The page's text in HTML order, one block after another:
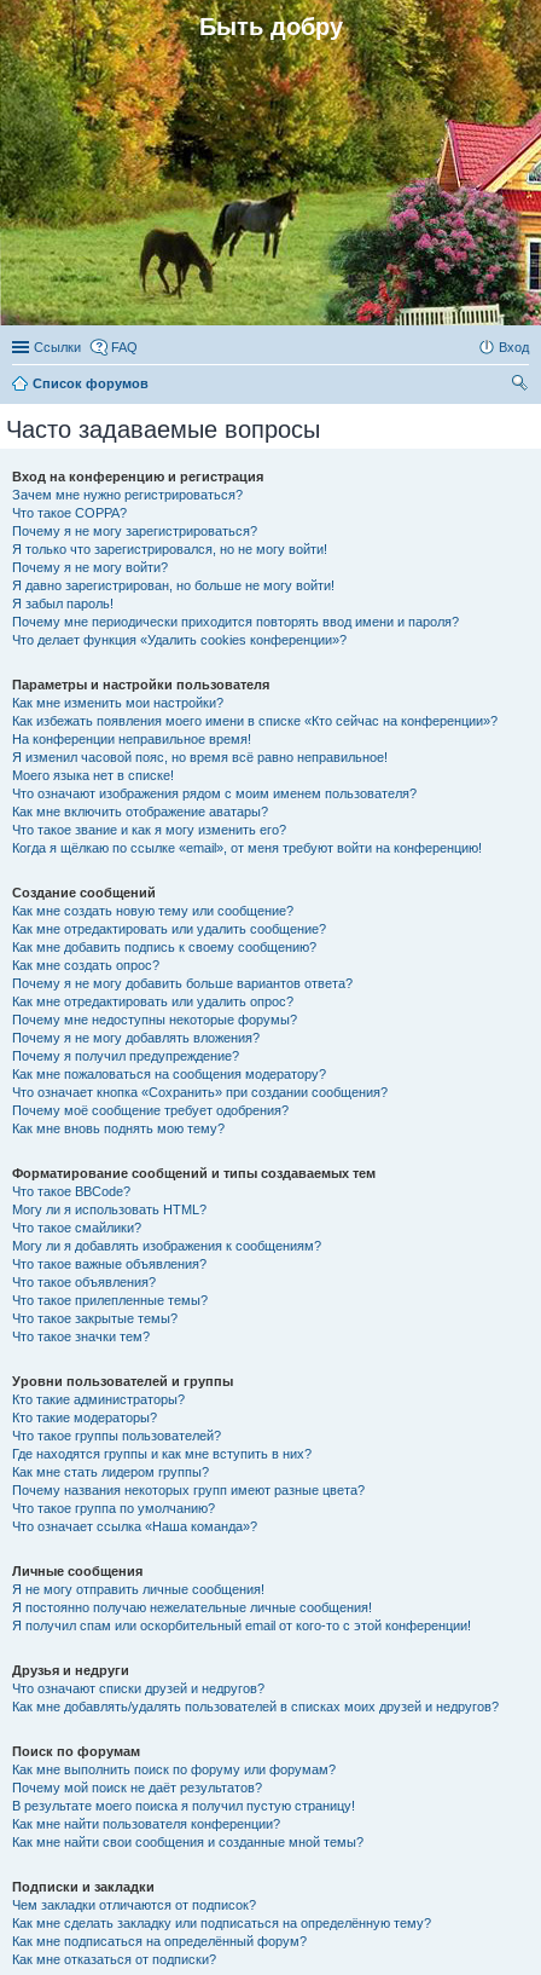
Быть добру
Ссылки FAQ Вход
Список форумов
Часто задаваемые вопросы
Вход на конференцию и регистрация
Зачем мне нужно регистрироваться?
Что такое COPPA?
Почему я не могу зарегистрироваться?
Я только что зарегистрировался, но не могу войти!
Почему я не могу войти?
Я давно зарегистрирован, но больше не могу войти!
Я забыл пароль!
Почему мне периодически приходится повторять ввод имени и пароля?
Что делает функция «Удалить cookies конференции»?
Параметры и настройки пользователя
Как мне изменить мои настройки?
Как избежать появления моего имени в списке «Кто сейчас на конференции»?
На конференции неправильное время!
Я изменил часовой пояс, но время всё равно неправильное!
Моего языка нет в списке!
Что означают изображения рядом с моим именем пользователя?
Как мне включить отображение аватары?
Что такое звание и как я могу изменить его?
Когда я щёлкаю по ссылке «email», от меня требуют войти на конференцию!
Создание сообщений
Как мне создать новую тему или сообщение?
Как мне отредактировать или удалить сообщение?
Как мне добавить подпись к своему сообщению?
Как мне создать опрос?
Почему я не могу добавить больше вариантов ответа?
Как мне отредактировать или удалить опрос?
Почему мне недоступны некоторые форумы?
Почему я не могу добавлять вложения?
Почему я получил предупреждение?
Как мне пожаловаться на сообщения модератору?
Что означает кнопка «Сохранить» при создании сообщения?
Почему моё сообщение требует одобрения?
Как мне вновь поднять мою тему?
Форматирование сообщений и типы создаваемых тем
Что такое BBCode?
Могу ли я использовать HTML?
Что такое смайлики?
Могу ли я добавлять изображения к сообщениям?
Что такое важные объявления?
Что такое объявления?
Что такое прилепленные темы?
Что такое закрытые темы?
Что такое значки тем?
Уровни пользователей и группы
Кто такие администраторы?
Кто такие модераторы?
Что такое группы пользователей?
Где находятся группы и как мне вступить в них?
Как мне стать лидером группы?
Почему названия некоторых групп имеют разные цвета?
Что такое группа по умолчанию?
Что означает ссылка «Наша команда»?
Личные сообщения
Я не могу отправить личные сообщения!
Я постоянно получаю нежелательные личные сообщения!
Я получил спам или оскорбительный email от кого-то с этой конференции!
Друзья и недруги
Что означают списки друзей и недругов?
Как мне добавлять/удалять пользователей в списках моих друзей и недругов?
Поиск по форумам
Как мне выполнить поиск по форуму или форумам?
Почему мой поиск не даёт результатов?
В результате моего поиска я получил пустую страницу!
Как мне найти пользователя конференции?
Как мне найти свои сообщения и созданные мной темы?
Подписки и закладки
Чем закладки отличаются от подписок?
Как мне сделать закладку или подписаться на определённую тему?
Как мне подписаться на определённый форум?
Как мне отказаться от подписки?